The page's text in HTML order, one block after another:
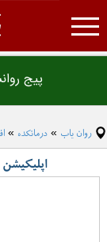
مقاله روانشناسی
فرهنگ لغت
پیج
روان یاب » درمانکده »